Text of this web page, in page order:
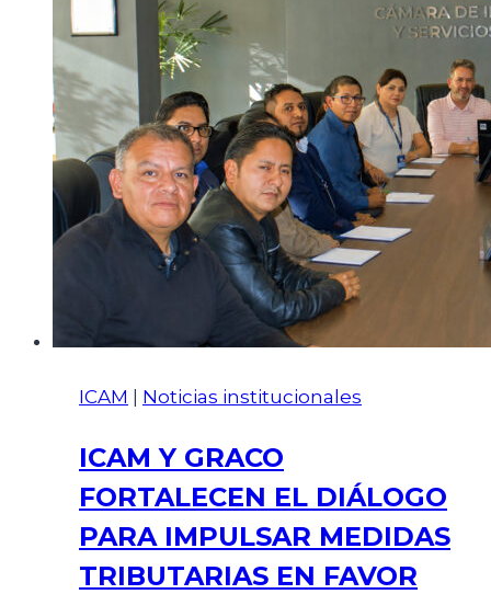
ICAM Noticias institucionales
ICAM Y GRACO
FORTALECEN EL DIÁLOGO
PARA IMPULSAR MEDIDAS
TRIBUTARIAS EN FAVOR